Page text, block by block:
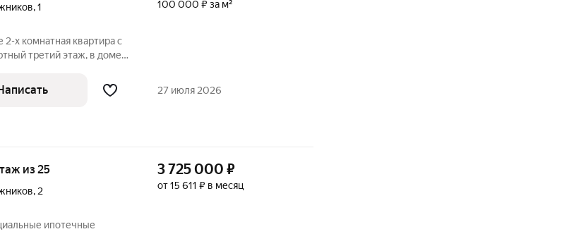
,1
х комнатная квартира с
третий этаж, в доме
детская площадка,
100 000 ₽ за м²
27 июля 2026
из 25
, 2
ипотечные
3 725 000 ₽
от 15 611 ₽ в месяц